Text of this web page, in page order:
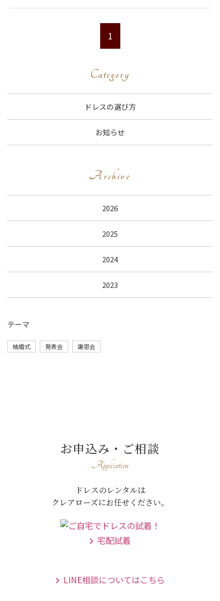
1
Category
ドレスの選び方
お知らせ
Archive
2026
2025
2024
2023
テーマ
結婚式 発表会 謝恩会
お申込み・ご相談
Application
ドレスのレンタルは
クレアローズにお任せください。
宅配試着
LINE相談についてはこちら